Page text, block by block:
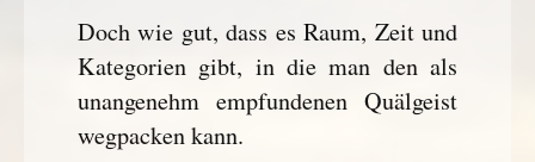
Doch wie gut, dass es Raum, Zeit und
Kategorien gibt, in die man den als
unangenehm empfundenen Quälgeist
wegpacken kann.